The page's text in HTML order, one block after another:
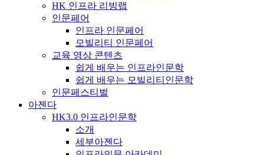
HK 인프라 리빙랩
인문페어
인프라 인문페어
모빌리티 인문페어
교육 영상 콘텐츠
쉽게 배우는 인프라인문학
쉽게 배우는 모빌리티인문학
인문페스티벌
아젠다
HK3.0 인프라인문학
소개
세부아젠다